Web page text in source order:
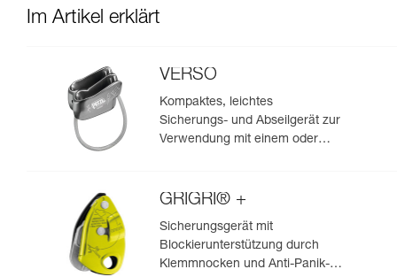
Im Artikel erklärt
VERSO
Kompaktes, leichtes
Sicherungs- und Abseilgerät zur
Verwendung mit einem oder
GRIGRI® +
Sicherungsgerät mit
Blockierunterstützung durch
Klemmnocken und Anti-Panik-